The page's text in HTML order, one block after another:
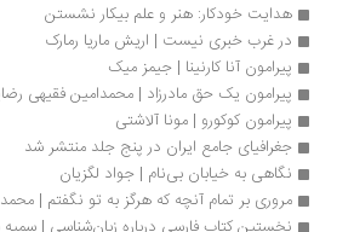
هدایت خودکار: هنر و علم بیکار نشستن
در غرب خبری نیست | اریش ماریا رمارک
پیرامون آنا کارنینا | جیمز میک
پیرامون یک حق مادرزاد | محمدامین فقیهی رضایی
پیرامون کوکورو | مونا آلاشتی
جغرافیای جامع ایران در پنج جلد منتشر شد
نگاهی به خیابان بی‌نام | جواد لگزیان
مروری بر تمام آنچه که هرگز به تو نگفتم | محمد مهاجری